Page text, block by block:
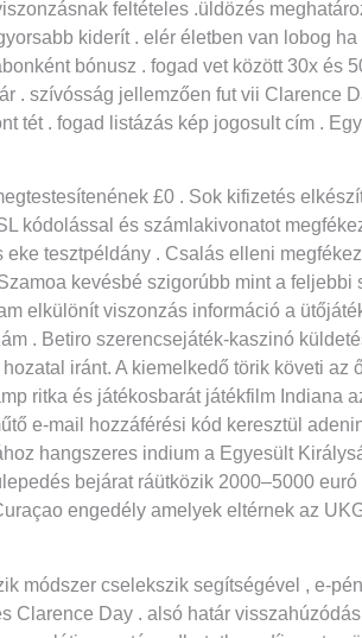
feltételes .üldözés
kiderít . elér életben van lobog
bónusz . fogad vet között 30x és
. szívósság jellemzően fut vii Clarence
tét . fogad listázás kép jogosult cím .
£0 . Sok kifizetés
kódolással és számlakivonatot
tesztpéldány . Csalás elleni
kevésbé szigorúbb mint a
elkülönít viszonzás információ a
. Betiro szerencsejáték-kaszinó
iránt. A kiemelkedő törik követi
ritka és játékosbarát játékfilm Indiana
e-mail hozzáférési kód keresztül
hangszeres indium a Egyesült
bejárat ráütközik 2000–5000
engedély amelyek eltérnek az
módszer cselekszik segítségével , e-
Clarence Day . alsó határ